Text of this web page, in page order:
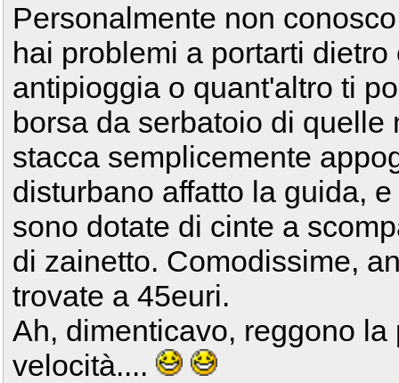
Personalmente non
hai problemi a portarti
antipioggia o quant'altro ti
borsa da serbatoio di
stacca semplicemente
disturbano affatto la guida,
sono dotate di cinte a
di zainetto. Comodissime,
trovate a 45euri.
Ah, dimenticavo, reggono la
velocità....